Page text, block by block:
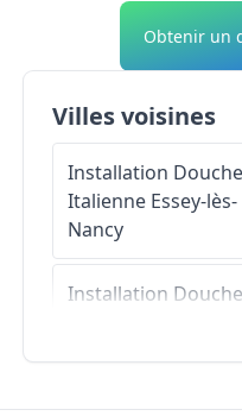
Obtenir un
Villes voisines
Installation Douche
Italienne Essey-lès-
Nancy
Installation Douche